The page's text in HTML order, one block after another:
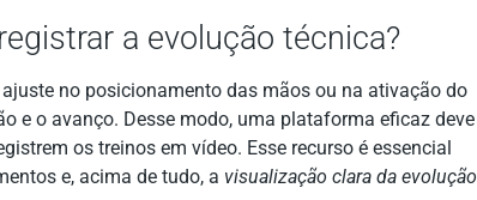
a evolução técnica?
no posicionamento das mãos ou na ativação do
e o avanço. Desse modo, uma plataforma eficaz deve
os treinos em vídeo. Esse recurso é essencial
e, acima de tudo, a visualização clara da evolução